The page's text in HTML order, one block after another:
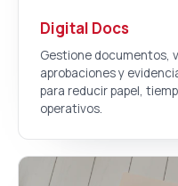
Digital Docs
Gestione documentos,
aprobaciones y
para reducir papel,
operativos.